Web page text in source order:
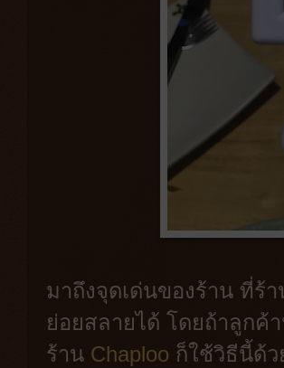
มาถึงจุดเด่นของร้าน ที่ร้
ย่อยสลายได้ โดยถ้าลูกค้
ร้าน Chaploo ก็ใช้วิธีนี้ด้